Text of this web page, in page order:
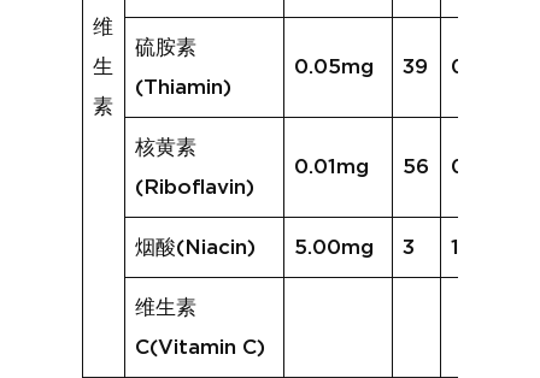
维
生
素
硫胺素
(Thiamin)
0.05mg 39 0.16mg
核黄素
(Riboflavin)
0.01mg 56 0.09mg
烟酸(Niacin) 5.00mg 3 1.52mg
维生素
C(Vitamin C)